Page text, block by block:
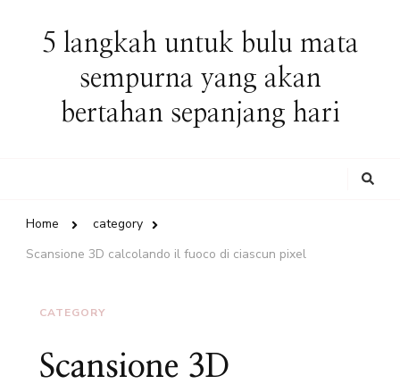
5 langkah untuk bulu mata
sempurna yang akan
bertahan sepanjang hari
Home
category
Scansione 3D calcolando il fuoco di ciascun pixel
CATEGORY
Scansione 3D